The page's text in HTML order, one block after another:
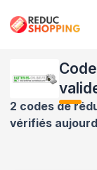
2 codes de
vérifiés